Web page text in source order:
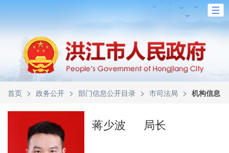
首页 > 政务公开 > 部门信息公开目录 > 市司法局 > 机构信息
蒋少波 局长